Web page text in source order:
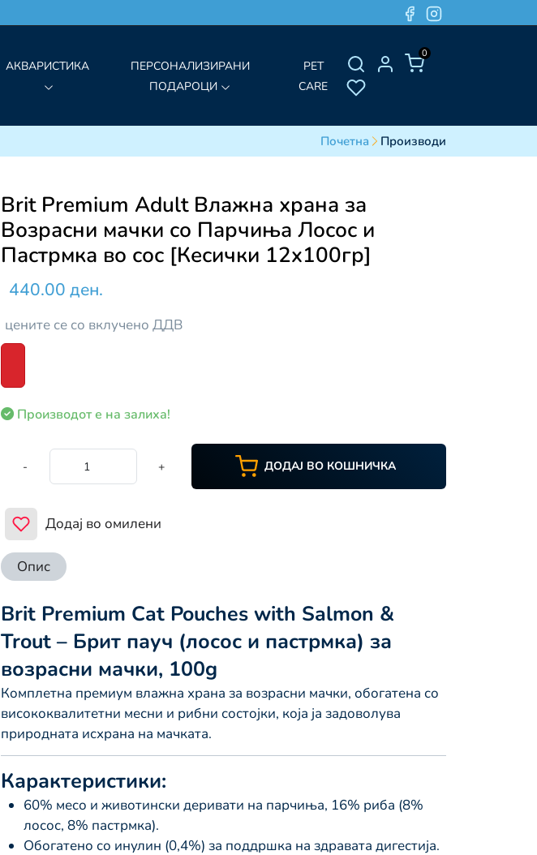
0
АКВАРИСТИКА
ПЕРСОНАЛИЗИРАНИ
ПОДАРОЦИ
PET
CARE
Почетна Производи
Brit Premium Adult Влажна храна за
Возрасни мачки со Парчиња Лосос и
Пастрмка во сос [Кесички 12x100гр]
440.00 ден.
цените се со вклучено ДДВ
Производот е на залиха!
- + ДОДАЈ ВО КОШНИЧКА
Додај во омилени
Опис
Brit Premium Cat Pouches with Salmon &
Trout – Брит пауч (лосос и пастрмка) за
возрасни мачки, 100g
Комплетна премиум влажна храна за возрасни мачки, обогатена со
висококвалитетни месни и рибни состојки, која ја задоволува
природната исхрана на мачката.
Карактеристики:
60% месо и животински деривати на парчиња, 16% риба (8%
лосос, 8% пастрмка).
Обогатено со инулин (0,4%) за поддршка на здравата дигестија.